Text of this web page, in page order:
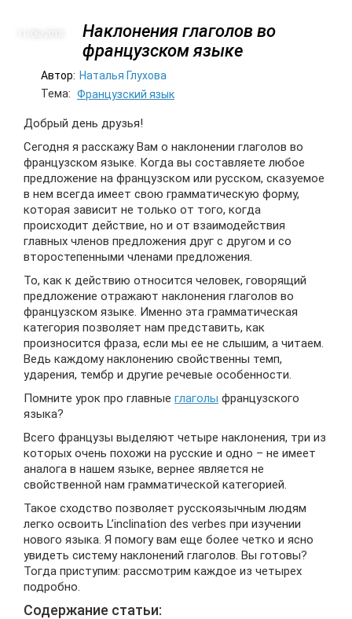
Наклонения глаголов во
французском языке
Автор: Наталья Глухова
Тема: Французский язык
Добрый день друзья!
Сегодня я расскажу Вам о наклонении глаголов во
французском языке. Когда вы составляете любое
предложение на французском или русском, сказуемое
в нем всегда имеет свою грамматическую форму,
которая зависит не только от того, когда
происходит действие, но и от взаимодействия
главных членов предложения друг с другом и со
второстепенными членами предложения.
То, как к действию относится человек, говорящий
предложение отражают наклонения глаголов во
французском языке. Именно эта грамматическая
категория позволяет нам представить, как
произносится фраза, если мы ее не слышим, а читаем.
Ведь каждому наклонению свойственны темп,
ударения, тембр и другие речевые особенности.
Помните урок про главные глаголы французского
языка?
Всего французы выделяют четыре наклонения, три из
которых очень похожи на русские и одно – не имеет
аналога в нашем языке, вернее является не
свойственной нам грамматической категорией.
Такое сходство позволяет русскоязычным людям
легко освоить L’inclination des verbes при изучении
нового языка. Я помогу вам еще более четко и ясно
увидеть систему наклонений глаголов. Вы готовы?
Тогда приступим: рассмотрим каждое из четырех
подробно.
Содержание статьи: